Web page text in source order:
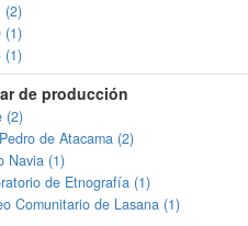
(2)
(1)
(1)
de producción
(2)
de Atacama (2)
Navia (1)
de Etnografía (1)
Comunitario de Lasana (1)